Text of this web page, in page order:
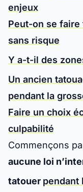
enjeux
Peut-on se faire
sans risque
Y a-t-il des
Un ancien
pendant la
Faire un choix
culpabilité
Commençons
aucune loi
tatouer pendant